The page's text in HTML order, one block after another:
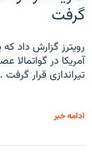
گرفت
رویترز گزارش داد
آمریکا در
تیراندازی قرار گرفت .
ادامه خبر